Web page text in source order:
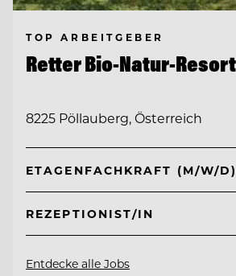
TOP ARBEITGEBER
Retter Bio-Natur-Resort
8225 Pöllauberg, Österreich
ETAGENFACHKRAFT (M/W/D)
REZEPTIONIST/IN
Entdecke alle Jobs